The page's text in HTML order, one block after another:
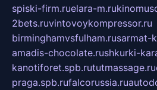
spiski-firm.ruelara-m.ru
2bets.ruvintovoykompressor.ru
birminghamvsfulham.rusarmat-
amadis-chocolate.rushkurki-
kanotiforet.spb.rututmassage.ru
praga.spb.rufalcorussia.ru